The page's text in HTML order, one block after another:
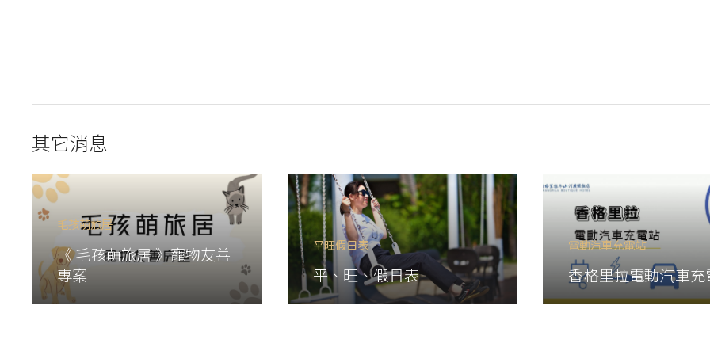
其它消息
毛孩萌旅居
《 毛孩萌旅居 》寵物友善
專案
平旺假日表
平、旺、假日表
電動汽車充電站
香格里拉電動汽車充